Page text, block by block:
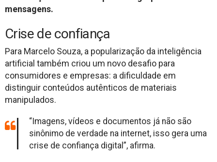
mensagens.
Crise de confiança
Para Marcelo Souza, a popularização da inteligência
artificial também criou um novo desafio para
consumidores e empresas: a dificuldade em
distinguir conteúdos autênticos de materiais
manipulados.
“Imagens, vídeos e documentos já não são
sinônimo de verdade na internet, isso gera uma
crise de confiança digital”, afirma.